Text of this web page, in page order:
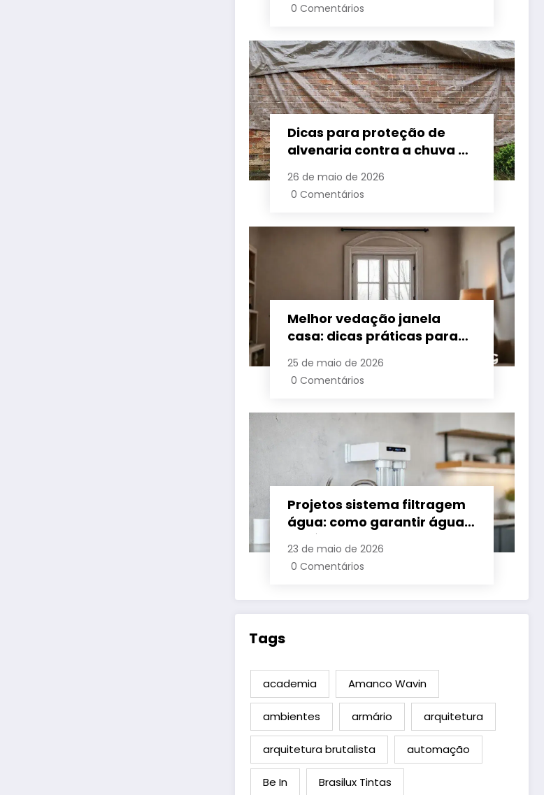
0 Comentários
Dicas para proteção de
alvenaria contra a chuva e
26 de maio de 2026
0 Comentários
Melhor vedação janela
casa: dicas práticas para
25 de maio de 2026
0 Comentários
Projetos sistema filtragem
água: como garantir água
potável em casa
23 de maio de 2026
0 Comentários
Tags
academia Amanco Wavin
ambientes armário arquitetura
arquitetura brutalista automação
Be In Brasilux Tintas